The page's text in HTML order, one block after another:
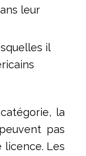
leur
il
la
pas
licence. Les